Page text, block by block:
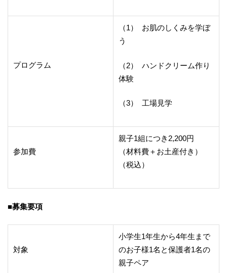
プログラム
（1） お肌のしくみを学ぼ
う
（2） ハンドクリーム作り
体験
（3） 工場見学
参加費
親子1組につき2,200円
（材料費＋お土産付き）
（税込）
■募集要項
対象
小学生1年生から4年生まで
のお子様1名と保護者1名の
親子ペア